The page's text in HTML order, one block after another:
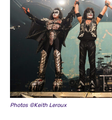
Photos ©Keith Leroux